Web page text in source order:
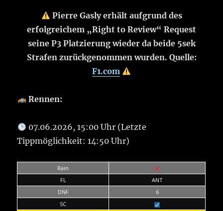
Pierre Gasly erhält aufgrund des
erfolgreichem „Right to Review“ Request
seine P3 Platzierung wieder da beide 5sek
Strafen zurückgenommen wurden. Quelle:
F1.com
Rennen:
07.06.2026, 15:00 Uhr (Letzte
Tippmöglichkeit: 14:50 Uhr)
Rain
FL
ANT
DNF
6
SC